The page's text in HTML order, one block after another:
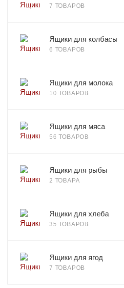
7 ТОВАРОВ
Ящики для колбасы
6 ТОВАРОВ
Ящики для молока
10 ТОВАРОВ
Ящики для мяса
56 ТОВАРОВ
Ящики для рыбы
2 ТОВАРА
Ящики для хлеба
35 ТОВАРОВ
Ящики для ягод
7 ТОВАРОВ